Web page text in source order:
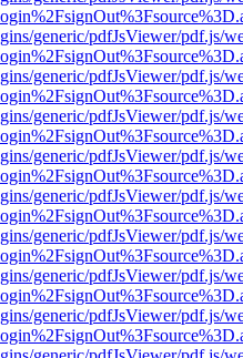
generic/pdfJsViewer/pdf.js/
generic/pdfJsViewer/pdf.js/
generic/pdfJsViewer/pdf.js/
generic/pdfJsViewer/pdf.js/
generic/pdfJsViewer/pdf.js/
generic/pdfJsViewer/pdf.js/
generic/pdfJsViewer/pdf.js/
generic/pdfJsViewer/pdf.js/